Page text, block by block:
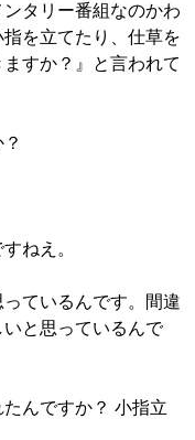
タリー番組なのかわ
を立てたり、仕草を
すか？』と言われて
ねえ。
ているんです。間違
と思っているんで
んですか？ 小指立